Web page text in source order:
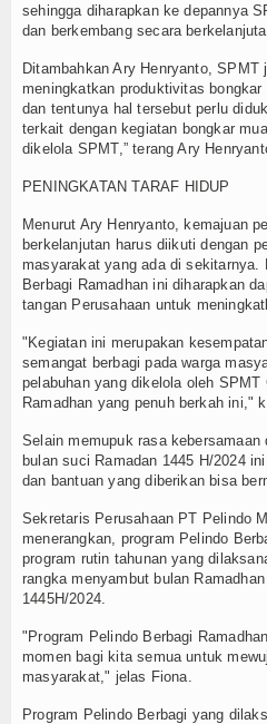
sehingga diharapkan ke depannya
dan berkembang secara
Ditambahkan Ary Henryanto, SPMT
meningkatkan produktivitas
dan tentunya hal tersebut perlu
terkait dengan kegiatan bongkar
dikelola SPMT,” terang Ary
PENINGKATAN TARAF HIDUP
Menurut Ary Henryanto, kemajuan
berkelanjutan harus diikuti dengan
masyarakat yang ada di sekitarnya.
Berbagi Ramadhan ini diharapkan
tangan Perusahaan untuk
"Kegiatan ini merupakan
semangat berbagi pada warga
pelabuhan yang dikelola oleh
Ramadhan yang penuh berkah ini,"
Selain memupuk rasa
bulan suci Ramadan 1445 H/2024
dan bantuan yang diberikan bisa
Sekretaris Perusahaan PT Pelindo
menerangkan, program Pelindo
program rutin tahunan yang
rangka menyambut bulan
1445H/2024.
"Program Pelindo Berbagi
momen bagi kita semua untuk
masyarakat," jelas Fiona.
Program Pelindo Berbagi yang